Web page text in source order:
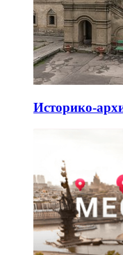
Историко-